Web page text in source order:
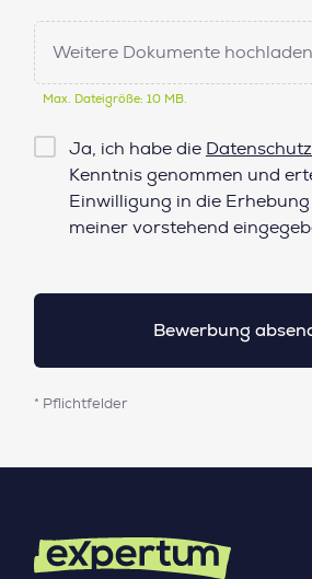
Weitere Dokumente hochladen
Max. Dateigröße: 10 MB.
Checkbox
Datenschutz*
Ja, ich habe die
Kenntnis genommen und
Einwilligung in die
meiner vorstehend
* Pflichtfelder